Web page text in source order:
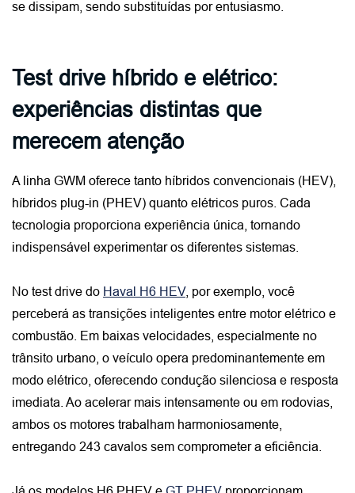
se dissipam, sendo substituídas por entusiasmo.
Test drive híbrido e elétrico:
experiências distintas que
merecem atenção
A linha GWM oferece tanto híbridos convencionais (HEV),
híbridos plug-in (PHEV) quanto elétricos puros. Cada
tecnologia proporciona experiência única, tornando
indispensável experimentar os diferentes sistemas.
No test drive do Haval H6 HEV, por exemplo, você
perceberá as transições inteligentes entre motor elétrico e
combustão. Em baixas velocidades, especialmente no
trânsito urbano, o veículo opera predominantemente em
modo elétrico, oferecendo condução silenciosa e resposta
imediata. Ao acelerar mais intensamente ou em rodovias,
ambos os motores trabalham harmoniosamente,
entregando 243 cavalos sem comprometer a eficiência.